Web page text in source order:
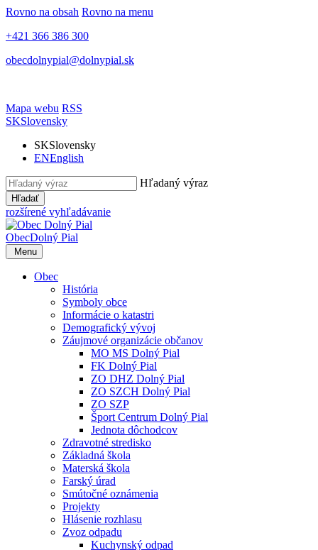
Rovno na obsah Rovno na menu
+421 366 386 300
obecdolnypial@dolnypial.sk
Mapa webu RSS
SKSlovensky
SKSlovensky
ENEnglish
Hľadaný výraz
Hľadať
rozšírené vyhľadávanie
ObecDolný Pial
Menu
Obec
História
Symboly obce
Informácie o katastri
Demografický vývoj
Záujmové organizácie občanov
MO MS Dolný Pial
FK Dolný Pial
ZO DHZ Dolný Pial
ZO SZCH Dolný Pial
ZO SZP
Šport Centrum Dolný Pial
Jednota dôchodcov
Zdravotné stredisko
Základná škola
Materská škola
Farský úrad
Smútočné oznámenia
Projekty
Hlásenie rozhlasu
Zvoz odpadu
Kuchynský odpad